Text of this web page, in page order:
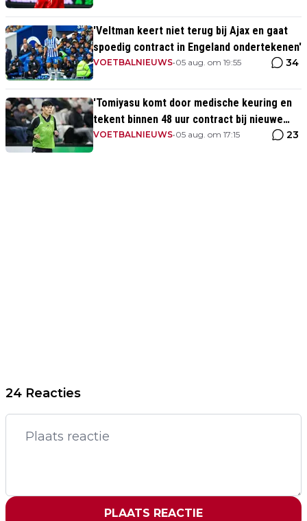
'Veltman keert niet terug bij Ajax en gaat
spoedig contract in Engeland ondertekenen'
VOETBALNIEUWS•05 aug. om 19:55 34
'Tomiyasu komt door medische keuring en
tekent binnen 48 uur contract bij nieuwe
club'
VOETBALNIEUWS•05 aug. om 17:15 23
24 Reacties
PLAATS REACTIE